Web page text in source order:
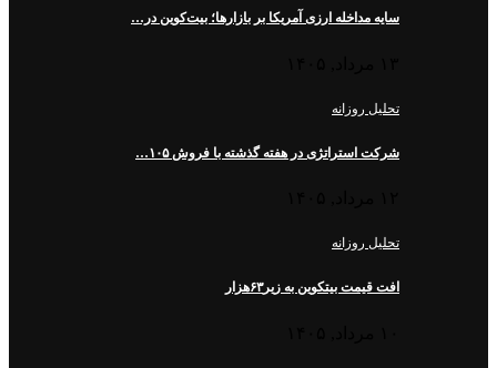
سایه مداخله ارزی آمریکا بر بازارها؛ بیت‌کوین در…
تحلیل روزانه
شرکت استراتژی در هفته گذشته با فروش ۱۰۵…
تحلیل روزانه
افت قیمت بیتکوین به زیر۶۳هزار